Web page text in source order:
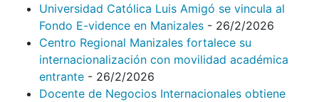
Universidad Católica Luis Amigó se vincula al
Fondo E-vidence en Manizales - 26/2/2026
Centro Regional Manizales fortalece su
internacionalización con movilidad académica
entrante - 26/2/2026
Docente de Negocios Internacionales obtiene